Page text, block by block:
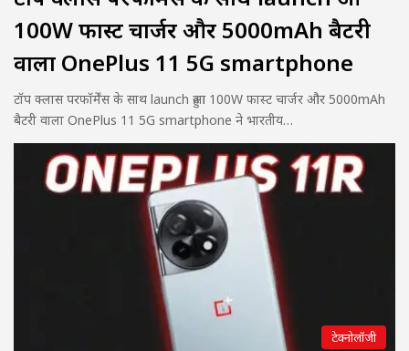
100W फास्ट चार्जर और 5000mAh बैटरी
वाला OnePlus 11 5G smartphone
टॉप क्लास परफॉर्मेंस के साथ launch हुआ 100W फास्ट चार्जर और 5000mAh
बैटरी वाला OnePlus 11 5G smartphone ने भारतीय…
टेक्नोलॉजी